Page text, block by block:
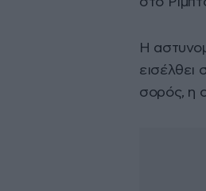
Η
εισέλθει
σορός, η